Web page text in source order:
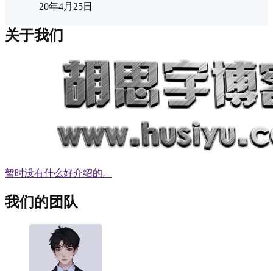
20年4月25日
关于我们
暂时没有什么好介绍的。
我们的团队